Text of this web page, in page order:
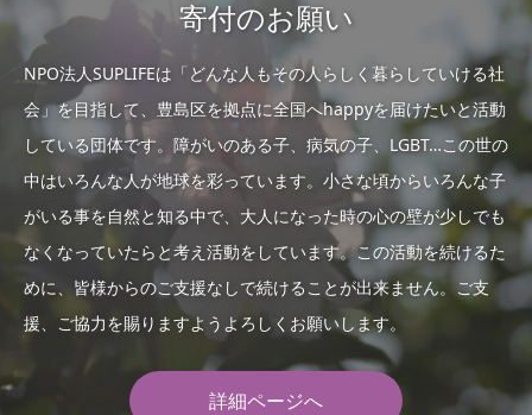
寄付のお願い
NPO法人SUPLIFEは「どんな人もその人らしく暮らしていける社
会」を目指して、豊島区を拠点に全国へhappyを届けたいと活動
している団体です。障がいのある子、病気の子、LGBT…この世の
中はいろんな人が地球を彩っています。小さな頃からいろんな子
がいる事を自然と知る中で、大人になった時の心の壁が少しでも
なくなっていたらと考え活動をしています。この活動を続けるた
めに、皆様からのご支援なしで続けることが出来ません。ご支
援、ご協力を賜りますようよろしくお願いします。
詳細ページへ